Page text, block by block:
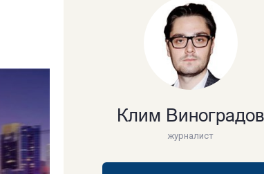
Клим Виноградов
журналист